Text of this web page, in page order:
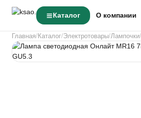
Каталог О компании
Главная Каталог Электротовары Лампочки